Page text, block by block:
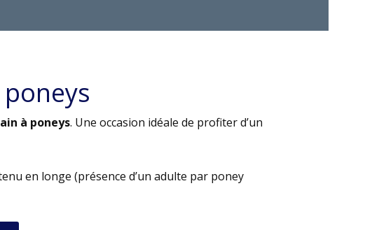
à poneys. Une occasion idéale de profiter d’un
en longe (présence d’un adulte par poney